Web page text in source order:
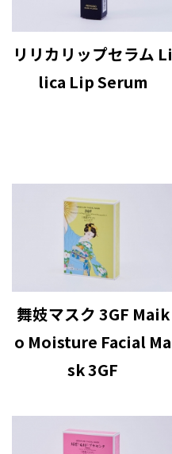
リリカリップセラム Li
lica Lip Serum
舞妓マスク 3GF Maik
o Moisture Facial Ma
sk 3GF